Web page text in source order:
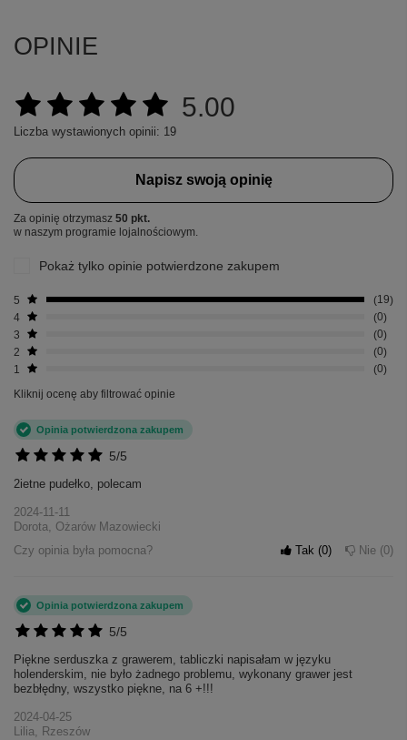
+6
Zobacz więcej
OPINIE
5.00
Liczba wystawionych opinii: 19
Napisz swoją opinię
Za opinię otrzymasz 50 pkt.
w naszym programie lojalnościowym.
Pokaż tylko opinie potwierdzone zakupem
5
19
4
0
3
0
2
0
1
0
Kliknij ocenę aby filtrować opinie
5/5
Opinia potwierdzona zakupem
2ietne pudełko, polecam
2024-11-11
Dorota, Ożarów Mazowiecki
Czy opinia była pomocna?
Tak 0 Nie 0
5/5
Opinia potwierdzona zakupem
Piękne serduszka z grawerem, tabliczki napisałam w języku
holenderskim, nie było żadnego problemu, wykonany grawer jest
bezbłędny, wszystko piękne, na 6 +!!!
2024-04-25
Lilia, Rzeszów